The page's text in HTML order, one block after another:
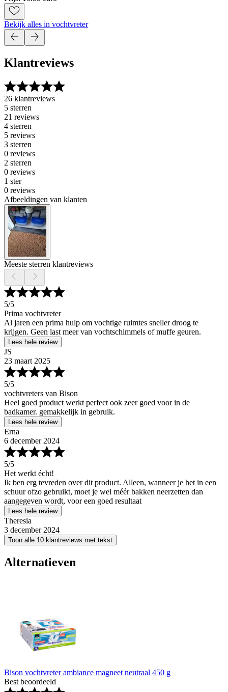
Bekijk alles in vochtvreter
Klantreviews
26 klantreviews
5 sterren
21 reviews
4 sterren
5 reviews
3 sterren
0 reviews
2 sterren
0 reviews
1 ster
0 reviews
Afbeeldingen van klanten
Meeste sterren klantreviews
5/5
Prima vochtvreter
Al jaren een prima hulp om vochtige ruimtes sneller droog te
krijgen. Geen last meer van vochtschimmels of muffe geuren.
Lees hele review
JS
23 maart 2025
5/5
vochtvreters van Bison
Heel goed product werkt perfect ook zeer goed voor in de
badkamer. gemakkelijk in gebruik.
Lees hele review
Erna
6 december 2024
5/5
Het werkt écht!
Ik ben erg tevreden over dit product. Alleen, wanneer je het in een
schuur ofzo gebruikt, moet je wel méér bakken neerzetten dan
aangegeven wordt, voor een goed resultaat
Lees hele review
Theresia
3 december 2024
Toon alle 10 klantreviews met tekst
Alternatieven
Bison vochtvreter ambiance magneet neutraal 450 g
Best beoordeeld